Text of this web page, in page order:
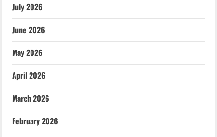
July 2026
June 2026
May 2026
April 2026
March 2026
February 2026